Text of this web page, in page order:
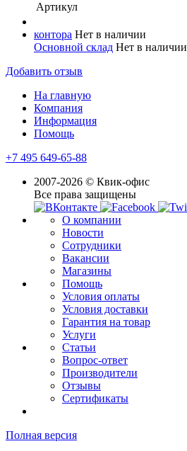
Артикул
контора Нет в наличии
Основной склад Нет в наличии
Добавить отзыв
На главную
Компания
Информация
Помощь
+7 495 649-65-88
2007-2026 © Квик-офис
Все права защищены
О компании
Новости
Сотрудники
Вакансии
Магазины
Помощь
Условия оплаты
Условия доставки
Гарантия на товар
Услуги
Статьи
Вопрос-ответ
Производители
Отзывы
Сертификаты
Полная версия